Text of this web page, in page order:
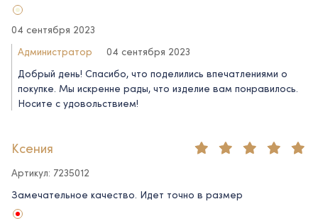
04 сентября 2023
Администратор
04 сентября 2023
Добрый день! Спасибо, что поделились впечатлениями о
покупке. Мы искренне рады, что изделие вам понравилось.
Носите с удовольствием!
Ксения
Артикул: 7235012
Замечательное качество. Идет точно в размер